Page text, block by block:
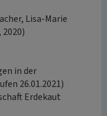
Lisa-Marie
in der
26.01.2021)
Erdekaut